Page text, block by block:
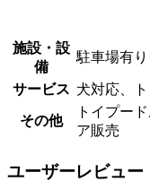
施設・設
備
駐車場有り
サービス 犬対応、
その他
トイプー
ア販売
ユーザーレビュー